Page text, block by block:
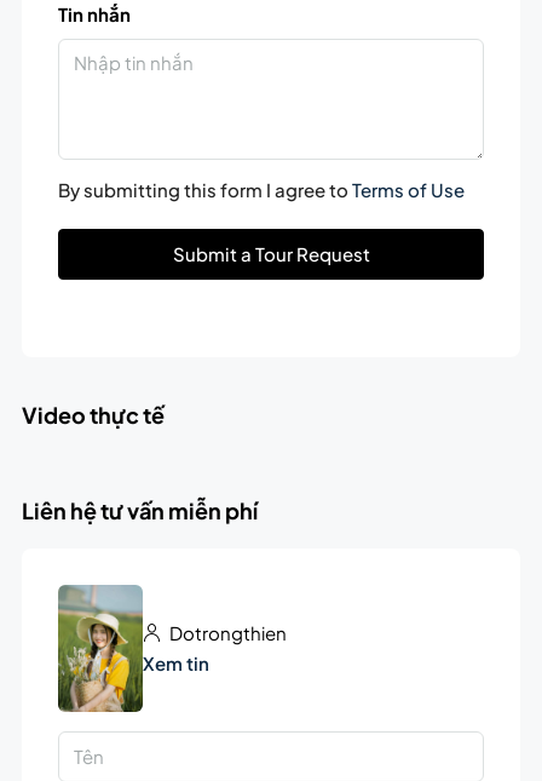
Tin nhắn
By submitting this form I agree to Terms of Use
Submit a Tour Request
Video thực tế
Liên hệ tư vấn miễn phí
Dotrongthien
Xem tin